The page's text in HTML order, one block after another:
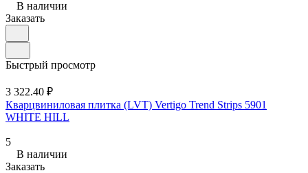
В наличии
Заказать
Быстрый просмотр
3 322.40 ₽
Кварцвиниловая плитка (LVT) Vertigo Trend Strips 5901
WHITE HILL
5
В наличии
Заказать